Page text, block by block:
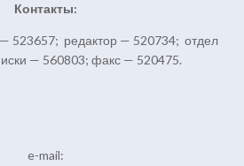
Контакты:
523657; редактор — 520734; отдел
— 560803; факс — 520475.
e-mail: